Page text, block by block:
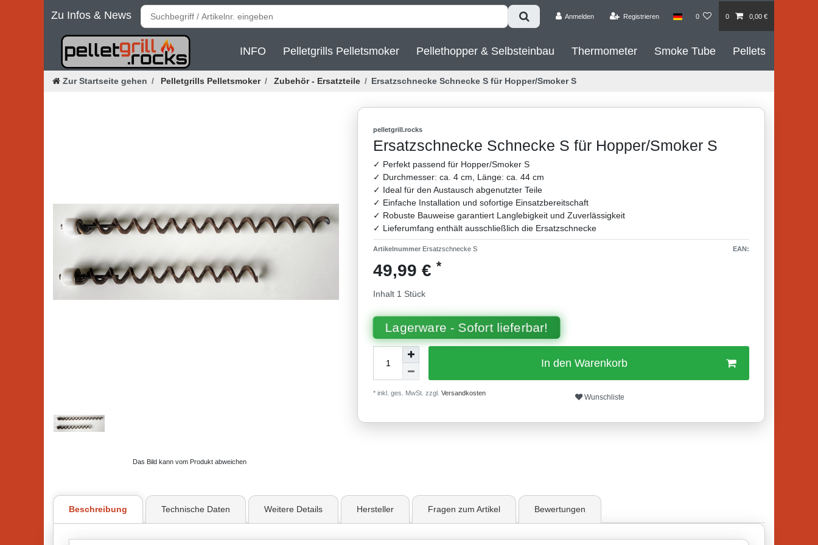
Zu Infos & News Anmelden Registrieren 0 0 0,00 €
INFO Pelletgrills Pelletsmoker Pellethopper & Selbsteinbau Thermometer Smoke Tube Pellets
Zur Startseite gehen Pelletgrills Pelletsmoker Zubehör - Ersatzteile Ersatzschnecke Schnecke S für Hopper/Smoker S
Das Bild kann vom Produkt abweichen
pelletgrill.rocks
Ersatzschnecke Schnecke S für Hopper/Smoker S
✓ Perfekt passend für Hopper/Smoker S
✓ Durchmesser: ca. 4 cm, Länge: ca. 44 cm
✓ Ideal für den Austausch abgenutzter Teile
✓ Einfache Installation und sofortige Einsatzbereitschaft
✓ Robuste Bauweise garantiert Langlebigkeit und Zuverlässigkeit
✓ Lieferumfang enthält ausschließlich die Ersatzschnecke
Artikelnummer Ersatzschnecke S EAN:
49,99 € *
Inhalt 1 Stück
Lagerware - Sofort lieferbar!
In den Warenkorb
* inkl. ges. MwSt. zzgl.
Versandkosten
Wunschliste
Beschreibung Technische Daten Weitere Details Hersteller Fragen zum Artikel Bewertungen